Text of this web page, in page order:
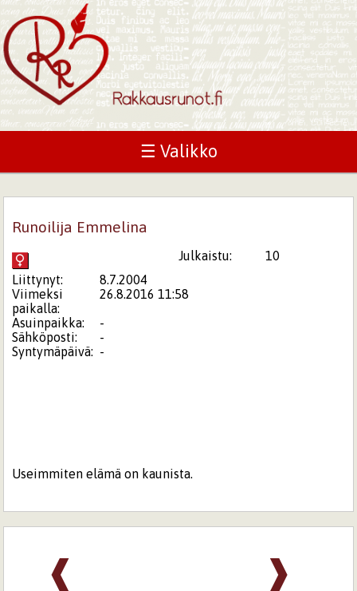
☰ Valikko
Runoilija Emmelina
Julkaistu:
10
Liittynyt:
8.7.2004
Viimeksi
paikalla:
26.8.2016 11:58
Asuinpaikka:
-
Sähköposti:
-
Syntymäpäivä: -
Useimmiten elämä on kaunista.
❱
❰